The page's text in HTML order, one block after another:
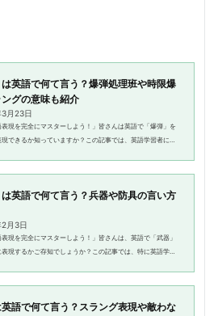
は英語で何て言う？爆弾処理班や時限爆
グの意味も紹介
月23日
表現を完全にマスターしよう！」皆さんは英語で「爆弾」を
現できるか知っていますか？この記事では、英語学習者に向
は英語で何て言う？兵器や防具の言い方
月3日
表現を完全にマスターしよう！」皆さんは、英語で「武器」
表現するかご存知でしょうか？この記事では、特に英語学習
英語で何て言う？スラング表現や敵わな